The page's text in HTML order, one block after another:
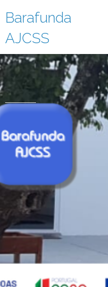
Barafunda
AJCSS